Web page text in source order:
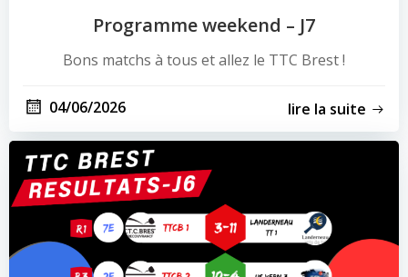
Programme weekend – J7
Bons matchs à tous et allez le TTC Brest !
04/06/2026 lire la suite